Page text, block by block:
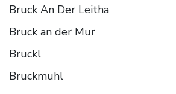
Bruck An Der Leitha
Bruck an der Mur
Bruckl
Bruckmuhl